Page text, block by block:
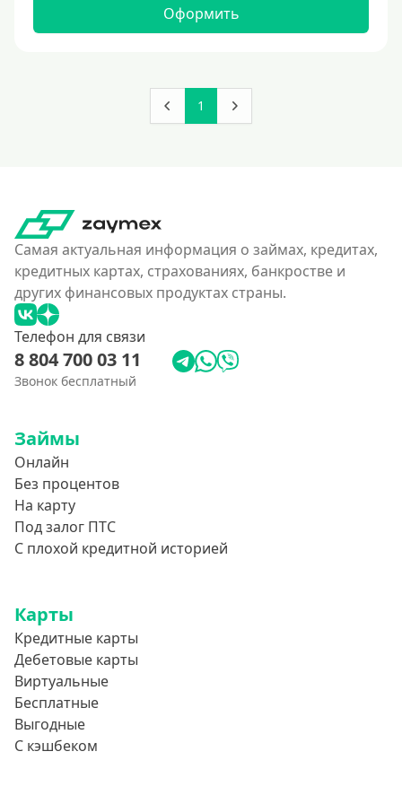
180000 руб
4500000 руб
500000 руб
550000 руб
600 тысяч
650000 руб
700000 руб
750000 руб
850000 руб
900000 руб
950000 руб
Целевые
Строительство дома
Газификацию
Лечение
Стоматология
Неотложные нужды
Образование
Оформить
1
Самая актуальная информация о займах, кредитах,
кредитных картах, страхованиях, банкростве и
других финансовых продуктах страны.
Телефон для связи
8 804 700 03 11
Звонок бесплатный
Займы
Онлайн
Без процентов
На карту
Под залог ПТС
С плохой кредитной историей
Карты
Кредитные карты
Дебетовые карты
Виртуальные
Бесплатные
Выгодные
С кэшбеком